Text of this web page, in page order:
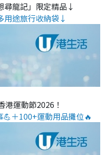
尋龍記」限定精品↓
用途旅行收納袋↓
港運動節2026！
＋100+運動用品攤位🔥